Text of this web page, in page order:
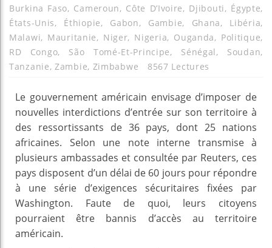
Burkina Faso, Cameroun, Côte D’Ivoire, Djibouti, Égypte,
États-Unis, Éthiopie, Gabon, Gambie, Ghana, Libéria,
Malawi, Mauritanie, Niger, Nigeria, Ouganda, Politique,
RD Congo, São Tomé-Et-Principe, Sénégal, Soudan,
Tanzanie,Zambie, Zimbabwe 8567 Lectures
Le gouvernement américain envisage d’imposer de
nouvelles interdictions d’entrée sur son territoire à
des ressortissants de 36 pays, dont 25 nations
africaines. Selon une note interne transmise à
plusieurs ambassades et consultée par Reuters, ces
pays disposent d’un délai de 60 jours pour répondre
à une série d’exigences sécuritaires fixées par
Washington. Faute de quoi, leurs citoyens
pourraient être bannis d’accès au territoire
américain.